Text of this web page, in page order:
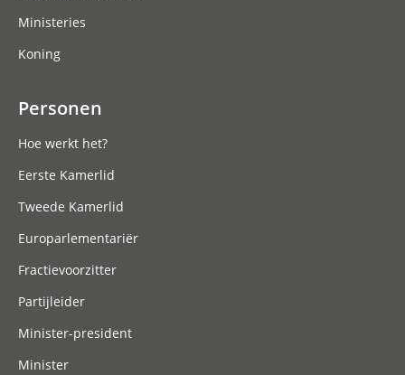
Ministeries
Koning
Personen
Hoe werkt het?
Eerste Kamerlid
Tweede Kamerlid
Europarlementariër
Fractievoorzitter
Partijleider
Minister-president
Minister